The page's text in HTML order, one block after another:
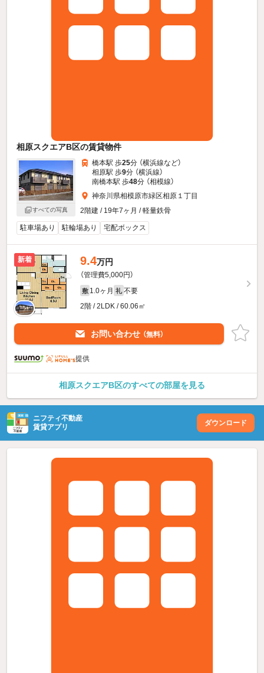
相原スクエアB区の賃貸物件
すべての写真
橋本駅 歩25分 （横浜線など）
相原駅 歩9分 （横浜線）
南橋本駅 歩48分 （相模線）
神奈川県相模原市緑区相原１丁目
2階建 / 19年7ヶ月 / 軽量鉄骨
駐車場あり 駐輪場あり 宅配ボックス
新着 9.4万円
（管理費5,000円）
敷 1.0ヶ月 礼 不要
2階 / 2LDK / 60.06㎡
お問い合わせ （無料）
提供
相原スクエアB区のすべての部屋を見る
ニフティ不動産
賃貸アプリ
ダウンロード